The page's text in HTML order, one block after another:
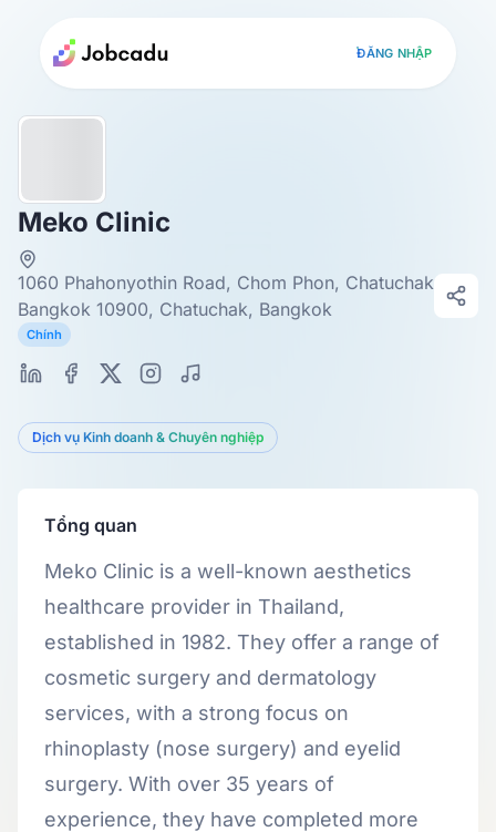
ĐĂNG NHẬP
Meko Clinic
1060 Phahonyothin Road, Chom Phon, Chatuchak,
Bangkok 10900, Chatuchak, Bangkok
Chính
Dịch vụ Kinh doanh & Chuyên nghiệp
Tổng quan
Meko Clinic is a well-known aesthetics
healthcare provider in Thailand,
established in 1982. They offer a range of
cosmetic surgery and dermatology
services, with a strong focus on
rhinoplasty (nose surgery) and eyelid
surgery. With over 35 years of
experience, they have completed more